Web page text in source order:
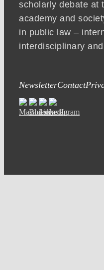
scholarly debate at
academy and
in public law –
interdisciplinary
NewsletterContact